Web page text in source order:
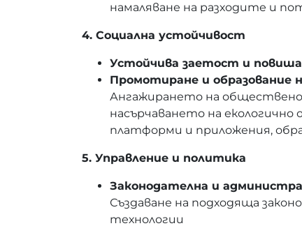
намаляване на разходите и
4. Социална устойчивост
Устойчива заетост и
Промотиране и образование
Ангажирането на
насърчаването на
платформи и приложения,
5. Управление и политика
Законодателна и
Създаване на подходяща
технологии